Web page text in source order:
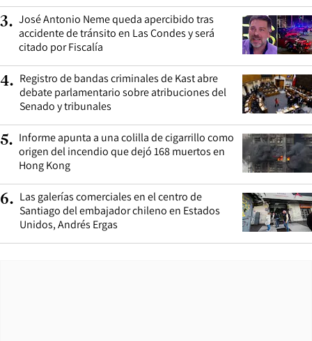
3. José Antonio Neme queda apercibido tras
accidente de tránsito en Las Condes y será
citado por Fiscalía
4. Registro de bandas criminales de Kast abre
debate parlamentario sobre atribuciones del
Senado y tribunales
5. Informe apunta a una colilla de cigarrillo como
origen del incendio que dejó 168 muertos en
Hong Kong
6. Las galerías comerciales en el centro de
Santiago del embajador chileno en Estados
Unidos, Andrés Ergas